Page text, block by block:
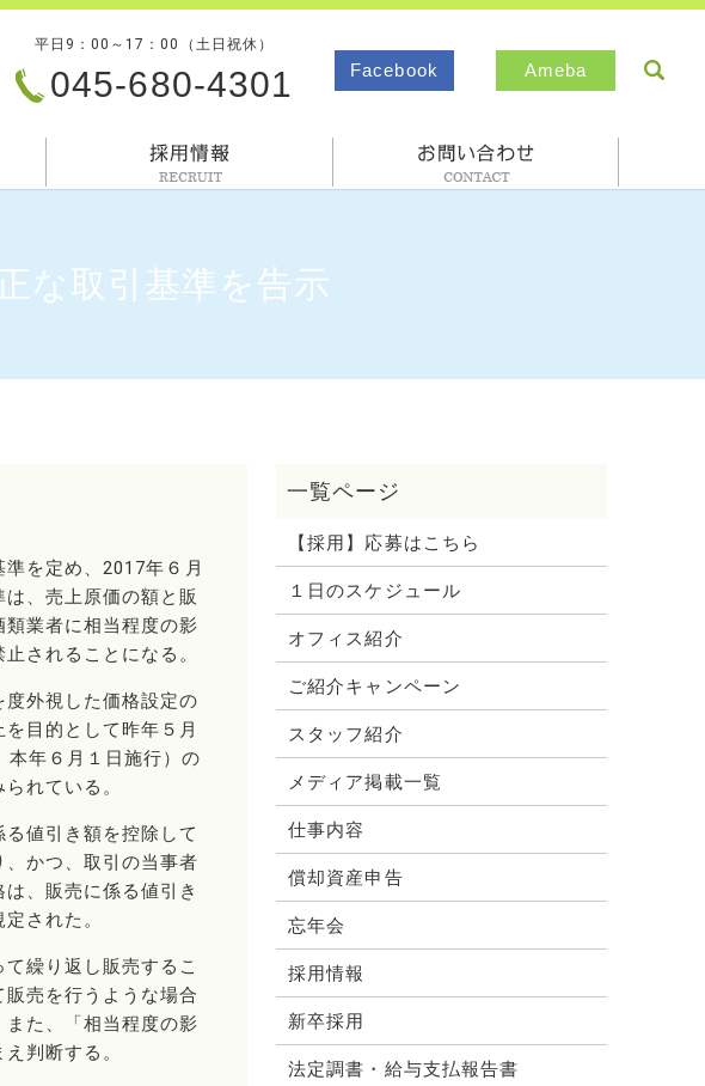
平日9：00～17：00（土日祝休）
045-680-4301 Facebook Ameba
な取引基準を告示
を定め、2017年６月
、売上原価の額と販
業者に相当程度の影
されることになる。
外視した価格設定の
目的として昨年５月
本年６月１日施行）の
れている。
値引き額を控除して
かつ、取引の当事者
、販売に係る値引き
された。
繰り返し販売するこ
売を行うような場合
た、「相当程度の影
判断する。
【採用】応募はこちら
１日のスケジュール
オフィス紹介
ご紹介キャンペーン
スタッフ紹介
メディア掲載一覧
仕事内容
償却資産申告
忘年会
採用情報
新卒採用
法定調書・給与支払報告書